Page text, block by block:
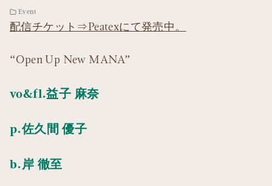
Event
配信チケット⇒Peatexにて発売中。
“Open Up New MANA”
vo&fl.益子 麻奈
p.佐久間 優子
b.岸 徹至